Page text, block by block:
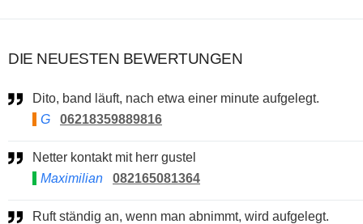
DIE NEUESTEN BEWERTUNGEN
Dito, band läuft, nach etwa einer minute aufgelegt.
G
06218359889816
Netter kontakt mit herr gustel
Maximilian
082165081364
Ruft ständig an, wenn man abnimmt, wird aufgelegt.